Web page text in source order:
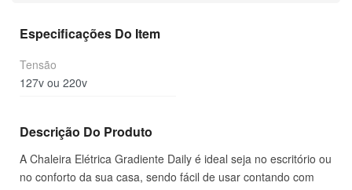
Especificações Do Item
Tensão
127v ou 220v
Descrição Do Produto
A Chaleira Elétrica Gradiente Daily é ideal seja no escritório ou
no conforto da sua casa, sendo fácil de usar contando com